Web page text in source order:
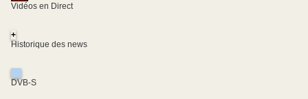
Vidéos en Direct
+
Historique des news
DVB-S